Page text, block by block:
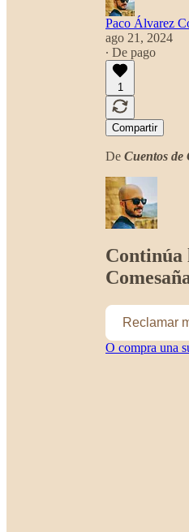
Paco Álvarez
ago 21, 2024
∙ De pago
1
Compartir
De Cuentos de
Continúa
Reclamar
O compra una